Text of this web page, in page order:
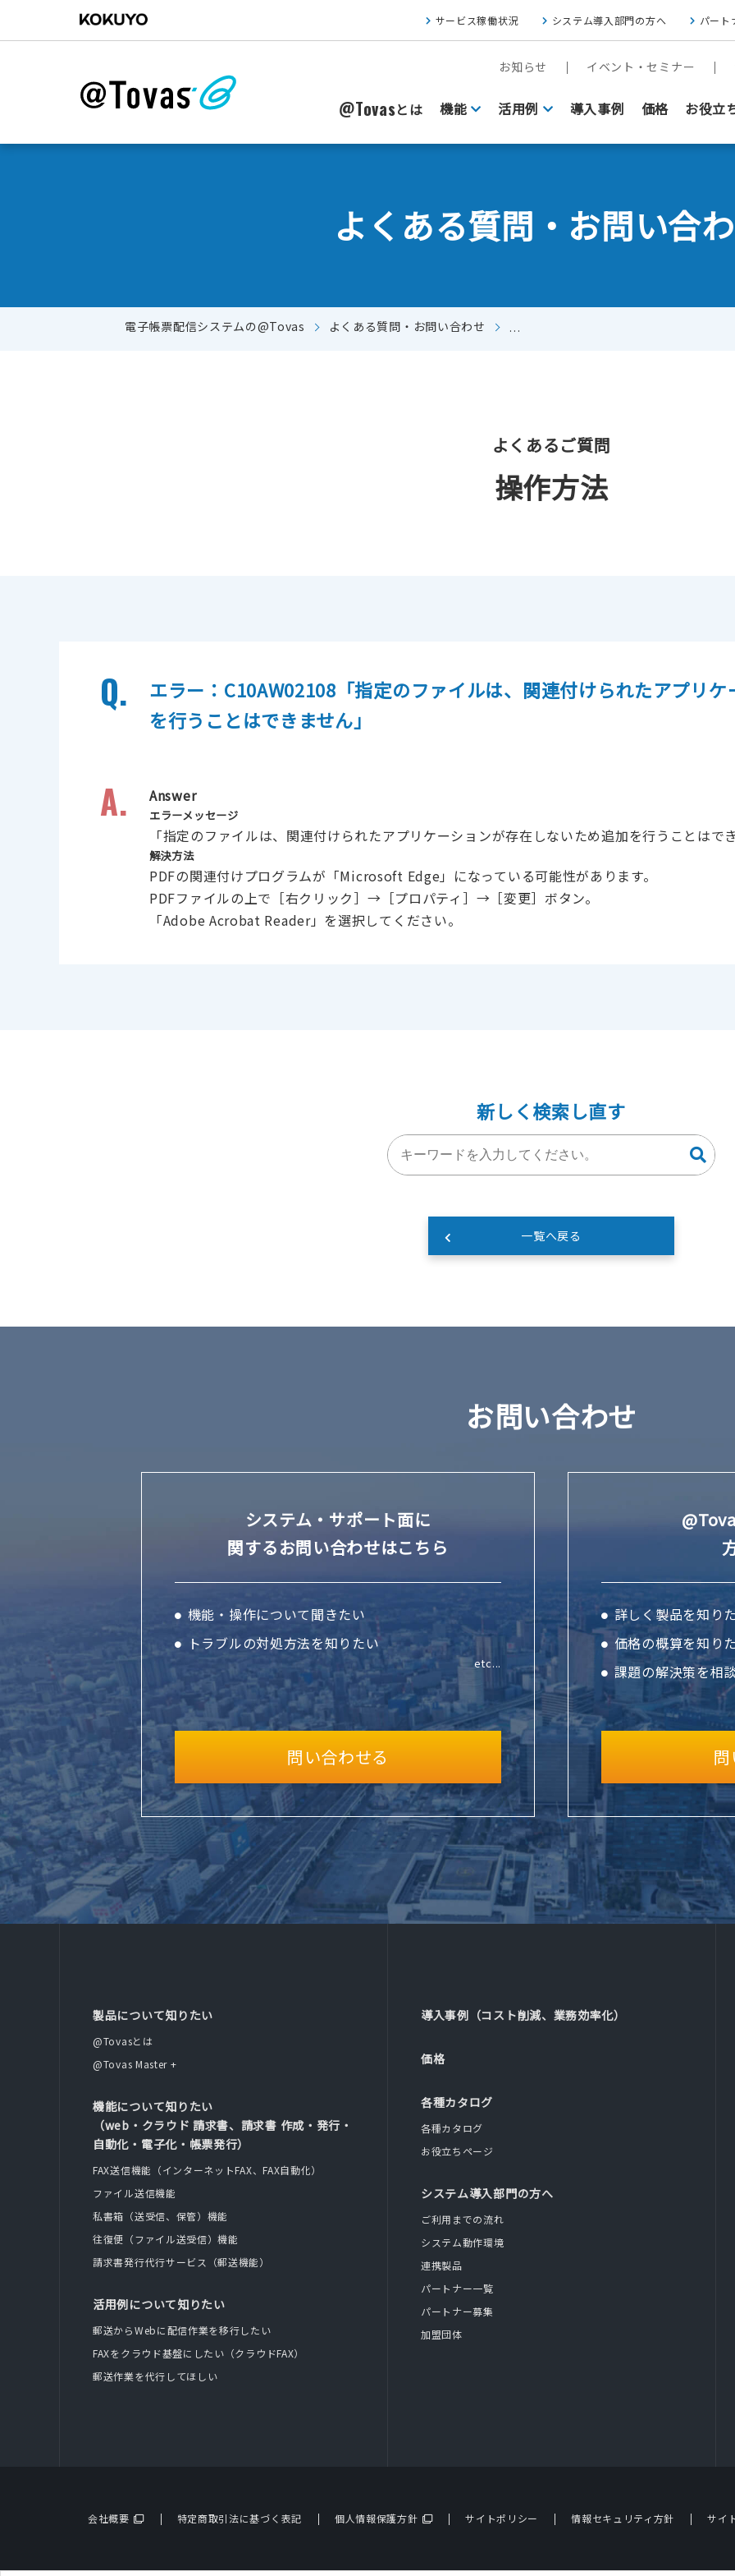
サービス稼働状況 システム導入部門の方へ パート
お知らせ イベント・セミナー
@Tovasとは 機能
請求書発行代行
(郵送機能)
活用例 導入事例 価格 お役立
よくある質問・お問い合
電子帳票配信システムの@Tovas よくある質問・お問い合わせ エラー：C10AW02108「指定のファイ
よくあるご質問
操作方法
Q.
エラー：C10AW02108「指定のファイルは、関連付けられたアプリ
を行うことはできません」
A. Answer
エラーメッセージ
「指定のファイルは、関連付けられたアプリケーションが存在しないため追加を行うことはで
解決方法
PDFの関連付けプログラムが「Microsoft Edge」になっている可能性があります。
PDFファイルの上で［右クリック］→［プロパティ］→［変更］ボタン。
「Adobe Acrobat Reader」を選択してください。
新しく検索し直す
一覧へ戻る
お問い合わせ
システム・サポート面に
関するお問い合わせはこちら
機能・操作について聞きたい
トラブルの対処方法を知りたい
etc...
問い合わせる
詳しく製品を知り
価格の概算を知り
課題の解決策を相
製品について知りたい
@Tovasとは
@Tovas Master +
機能について知りたい
（web・クラウド 請求書、請求書 作成・発行・
自動化・電子化・帳票発行）
FAX送信機能（インターネットFAX、FAX自動化）
ファイル送信機能
私書箱（送受信、保管）機能
往復便（ファイル送受信）機能
請求書発行代行サービス（郵送機能）
活用例について知りたい
郵送からWebに配信作業を移行したい
FAXをクラウド基盤にしたい（クラウドFAX）
郵送作業を代行してほしい
導入事例（コスト削減、業務効率化）
価格
各種カタログ
各種カタログ
お役立ちページ
システム導入部門の方へ
ご利用までの流れ
システム動作環境
連携製品
パートナー一覧
パートナー募集
加盟団体
会社概要 特定商取引法に基づく表記 個人情報保護方針 サイトポリシー 情報セキュリティ方針 サイ